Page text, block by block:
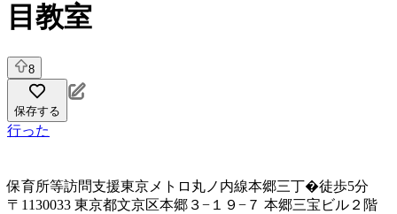
目教室
8
保存する
行った
保育所等訪問支援東京メトロ丸ノ内線本郷三丁�徒歩5分
〒1130033 東京都文京区本郷３−１９−７ 本郷三宝ビル２階